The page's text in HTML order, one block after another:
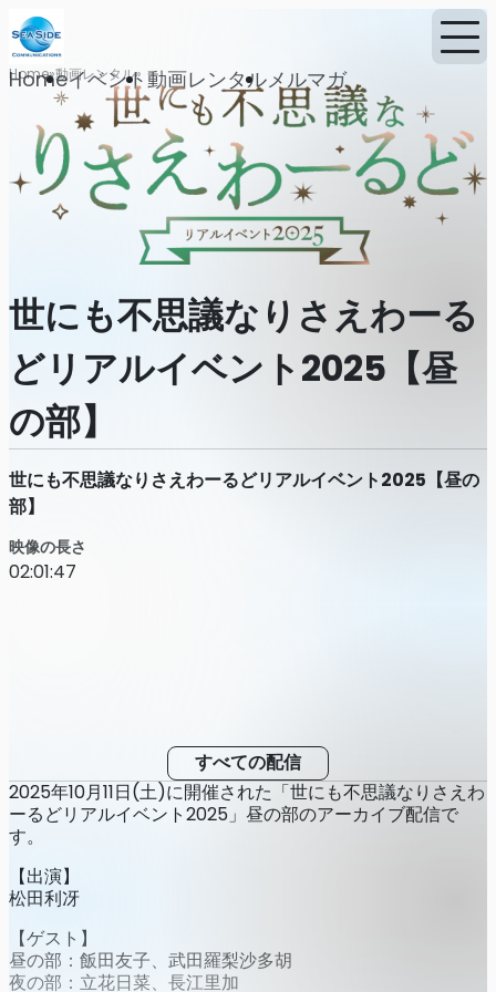
Homeイベント動画レンタルメルマガ
Home 動画レンタル
世にも不思議なりさえわーる
どリアルイベント2025【昼
の部】
世にも不思議なりさえわーるどリアルイベント2025【昼の
部】
映像の長さ
02:01:47
すべての配信
2025年10月11日(土)に開催された「世にも不思議なりさえわ
ーるどリアルイベント2025」昼の部のアーカイブ配信で
す。
【出演】
松田利冴
【ゲスト】
昼の部：飯田友子、武田羅梨沙多胡
夜の部：立花日菜、長江里加